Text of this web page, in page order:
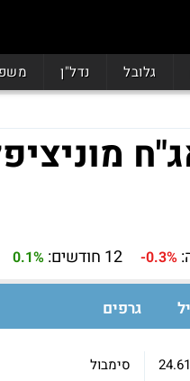
גלובל נדל"ן
-0.3% 12 חודשים: 0.1%
גרפים
24.61
סימבול